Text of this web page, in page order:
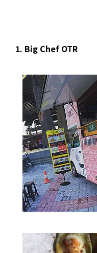
1. Big Chef OTR